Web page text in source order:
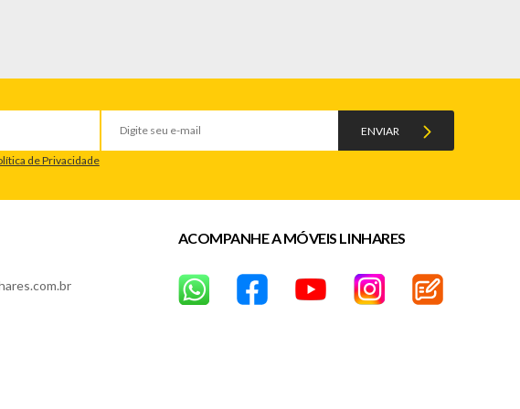
ENVIAR
de Privacidade
ACOMPANHE A MÓVEIS LINHARES